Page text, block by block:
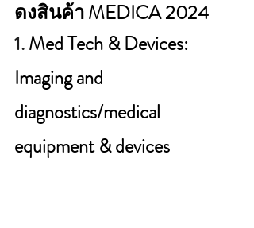
ดงสินค้า MEDICA 2024
1.Med Tech & Devices:
Imaging and
diagnostics/medical
equipment & devices